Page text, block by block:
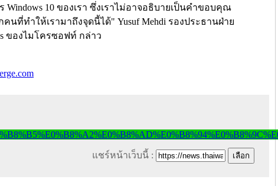
Windows 10 ของเรา ซึ่งเราไม่อาจอธิบายเป็นคำขอบคุณ
ที่ทำให้เรามาถึงจุดนี้ได้" Yusuf Mehdi รองประธานฝ่าย
ของไมโครซอฟท์ กล่าว
แชร์หน้าเว็บนี้ :